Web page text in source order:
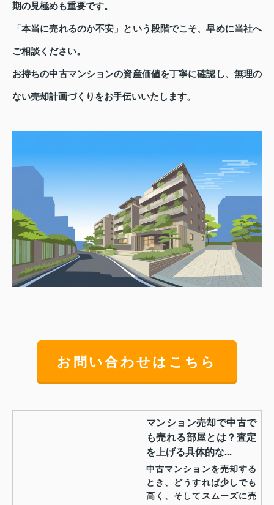
期の見極めも重要です。
「本当に売れるのか不安」という段階でこそ、早めに当社へ
ご相談ください。
お持ちの中古マンションの資産価値を丁寧に確認し、無理の
ない売却計画づくりをお手伝いいたします。
お問い合わせはこちら
マンション売却で中古で
も売れる部屋とは？査定
を上げる具体的な...
中古マンションを売却する
とき、どうすれば少しでも
高く、そしてスムーズに売